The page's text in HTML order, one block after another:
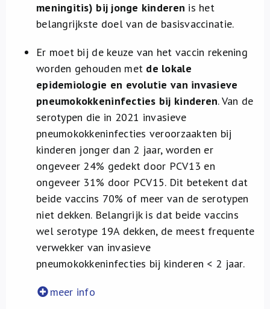
meningitis) bij jonge kinderen is het
belangrijkste doel van de basisvaccinatie.
Er moet bij de keuze van het vaccin rekening
worden gehouden met de lokale
epidemiologie en evolutie van invasieve
pneumokokkeninfecties bij kinderen. Van de
serotypen die in 2021 invasieve
pneumokokkeninfecties veroorzaakten bij
kinderen jonger dan 2 jaar, worden er
ongeveer 24% gedekt door PCV13 en
ongeveer 31% door PCV15. Dit betekent dat
beide vaccins 70% of meer van de serotypen
niet dekken. Belangrijk is dat beide vaccins
wel serotype 19A dekken, de meest frequente
verwekker van invasieve
pneumokokkeninfecties bij kinderen < 2 jaar.
meer info